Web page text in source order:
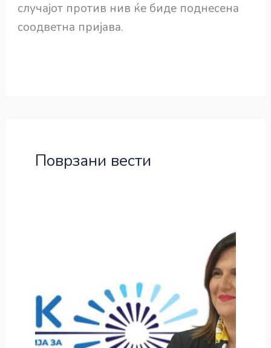
случајот против нив ќе биде поднесена
соодветна пријава.
Поврзани вести